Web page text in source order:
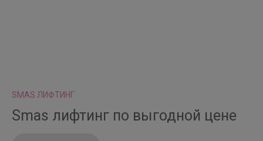
SMAS ЛИФТИНГ
Smas лифтинг по выгодной цене